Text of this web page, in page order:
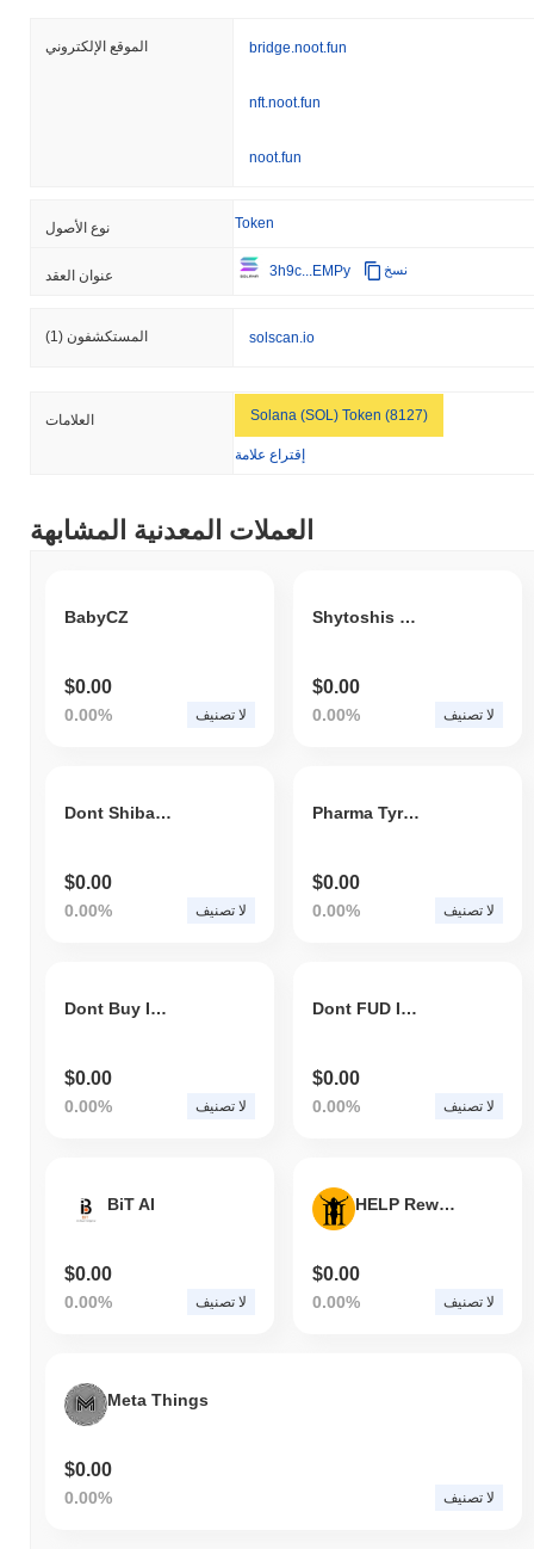
الموقع الإلكتروني bridge.noot.fun
nft.noot.fun
noot.fun
نوع الأصول Token
عنوان العقد 3h9c...EMPy نسخ
المستكشفون (1) solscan.io
العلامات Solana (SOL) Token (8127)
إقتراع علامة
العملات المعدنية المشابهة
BabyCZ
$0.00
0.00% لا تصنيف
Shytoshis Vision
$0.00
0.00% لا تصنيف
Dont Shiba Inu
$0.00
0.00% لا تصنيف
Pharma Tyrant
$0.00
0.00% لا تصنيف
Dont Buy Inu Games
$0.00
0.00% لا تصنيف
Dont FUD Inu
$0.00
0.00% لا تصنيف
BiT AI
$0.00
0.00% لا تصنيف
HELP Reward Token
$0.00
0.00% لا تصنيف
Meta Things
$0.00
0.00% لا تصنيف